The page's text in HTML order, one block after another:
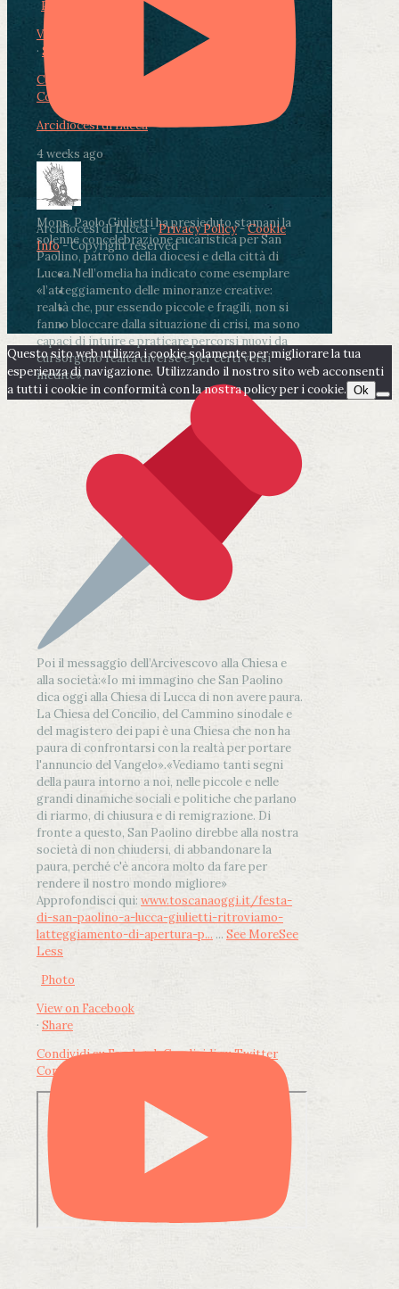
Photo
View on Facebook
· Share
Condividi su Facebook
Condividi su LinkedIn
Arcidiocesi di Lucca
4 weeks ago
Mons. Paolo Giulietti ha presieduto stamani la
solenne concelebrazione eucaristica per San
Paolino, patrono della diocesi e della città di
Lucca.Nell’omelia ha indicato come esemplare
«l’atteggiamento delle minoranze creative:
realtà che, pur essendo piccole e fragili, non si
fanno bloccare dalla situazione di crisi, ma sono
capaci di intuire e praticare percorsi nuovi da
cui sorgono realtà diverse e per certi versi
inedite».
Poi il messaggio dell’Arcivescovo alla Chiesa e
alla società:«Io mi immagino che San Paolino
dica oggi alla Chiesa di Lucca di non avere paura.
La Chiesa del Concilio, del Cammino sinodale e
del magistero dei papi è una Chiesa che non ha
paura di confrontarsi con la realtà per portare
l'annuncio del Vangelo».«Vediamo tanti segni
della paura intorno a noi, nelle piccole e nelle
grandi dinamiche sociali e politiche che parlano
di riarmo, di chiusura e di remigrazione. Di
fronte a questo, San Paolino direbbe alla nostra
società di non chiudersi, di abbandonare la
paura, perché c'è ancora molto da fare per
rendere il nostro mondo migliore»
Approfondisci qui: www.toscanaoggi.it/festa-
di-san-paolino-a-lucca-giulietti-ritroviamo-
latteggiamento-di-apertura-p... ... See MoreSee
Less
Photo
View on Facebook
· Share
Condividi su FacebookCondividi su Twitter
Condividi su LinkedIn
Arcidiocesi di Lucca -Privacy Policy-Cookie
Info- Copyright reserved
Questo sito web utilizza i cookie solamente per migliorare la tua
esperienza di navigazione. Utilizzando il nostro sito web acconsenti
a tutti i cookie in conformità con la nostra policy per i cookie. Ok